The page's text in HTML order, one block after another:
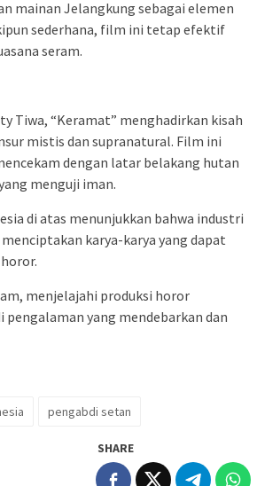
mainan Jelangkung sebagai elemen
sederhana, film ini tetap efektif
seram.
Tiwa, “Keramat” menghadirkan kisah
mistis dan supranatural. Film ini
dengan latar belakang hutan
menguji iman.
di atas menunjukkan bahwa industri
karya-karya yang dapat
menjelajahi produksi horor
pengalaman yang mendebarkan dan
pengabdi setan
SHARE